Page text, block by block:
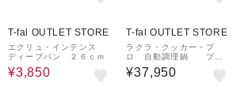
T-fal OUTLET STORE
エクリュ・インテンス
ディープパン ２６ｃｍ
¥3,850
T-fal OUTLET STORE
ラクラ・クッカー・プ
ロ 自動調理鍋 ブラ
ック（圧力機能付き）
¥37,950